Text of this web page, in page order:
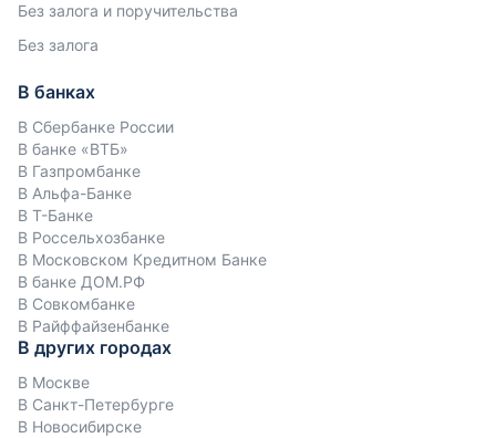
Без залога и поручительства
Без залога
В банках
В Сбербанке России
В банке «ВТБ»
В Газпромбанке
В Альфа-Банке
В Т-Банке
В Россельхозбанке
В Московском Кредитном Банке
В банке ДОМ.РФ
В Совкомбанке
В Райффайзенбанке
В других городах
В Москве
В Санкт-Петербурге
В Новосибирске